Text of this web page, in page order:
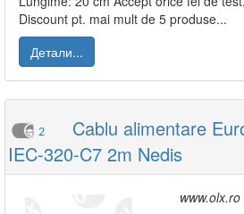
Discount pt. mai mult de 5 produse...
Детали...
2
Cablu alimentare
IEC-320-C7 2m Nedis
www.olx.ro